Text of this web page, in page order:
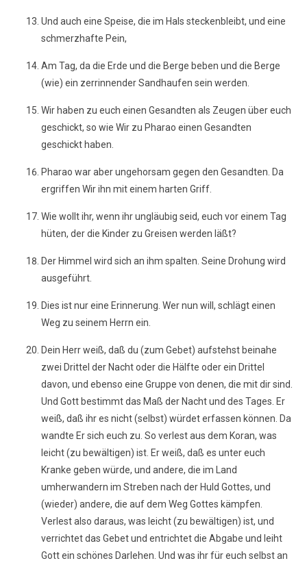
Und auch eine Speise, die im Hals steckenbleibt, und eine
schmerzhafte Pein,
Am Tag, da die Erde und die Berge beben und die Berge
(wie) ein zerrinnender Sandhaufen sein werden.
Wir haben zu euch einen Gesandten als Zeugen über euch
geschickt, so wie Wir zu Pharao einen Gesandten
geschickt haben.
Pharao war aber ungehorsam gegen den Gesandten. Da
ergriffen Wir ihn mit einem harten Griff.
Wie wollt ihr, wenn ihr ungläubig seid, euch vor einem Tag
hüten, der die Kinder zu Greisen werden läßt?
Der Himmel wird sich an ihm spalten. Seine Drohung wird
ausgeführt.
Dies ist nur eine Erinnerung. Wer nun will, schlägt einen
Weg zu seinem Herrn ein.
Dein Herr weiß, daß du (zum Gebet) aufstehst beinahe
zwei Drittel der Nacht oder die Hälfte oder ein Drittel
davon, und ebenso eine Gruppe von denen, die mit dir sind.
Und Gott bestimmt das Maß der Nacht und des Tages. Er
weiß, daß ihr es nicht (selbst) würdet erfassen können. Da
wandte Er sich euch zu. So verlest aus dem Koran, was
leicht (zu bewältigen) ist. Er weiß, daß es unter euch
Kranke geben würde, und andere, die im Land
umherwandern im Streben nach der Huld Gottes, und
(wieder) andere, die auf dem Weg Gottes kämpfen.
Verlest also daraus, was leicht (zu bewältigen) ist, und
verrichtet das Gebet und entrichtet die Abgabe und leiht
Gott ein schönes Darlehen. Und was ihr für euch selbst an